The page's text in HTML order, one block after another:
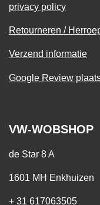
privacy policy
Retourneren /
Verzend informatie
Google Review
VW-WOBSHOP
de Star 8 A
1601 MH Enkhuizen
+ 31 617063505